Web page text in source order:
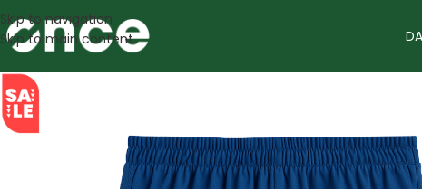
Skip to navigation
Skip to main content
SALE